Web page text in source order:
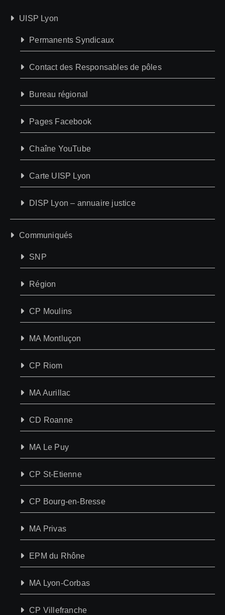
UISP Lyon
Permanents Syndicaux
Contact des Responsables de pôles
Bureau régional
Pages Facebook
Chaîne YouTube
Carte UISP Lyon
DISP Lyon – annuaire justice
Communiqués
SNP
Région
CP Moulins
MA Montluçon
CP Riom
MA Aurillac
CD Roanne
MA Le Puy
CP St-Etienne
CP Bourg-en-Bresse
MA Privas
EPM du Rhône
MA Lyon-Corbas
CP Villefranche